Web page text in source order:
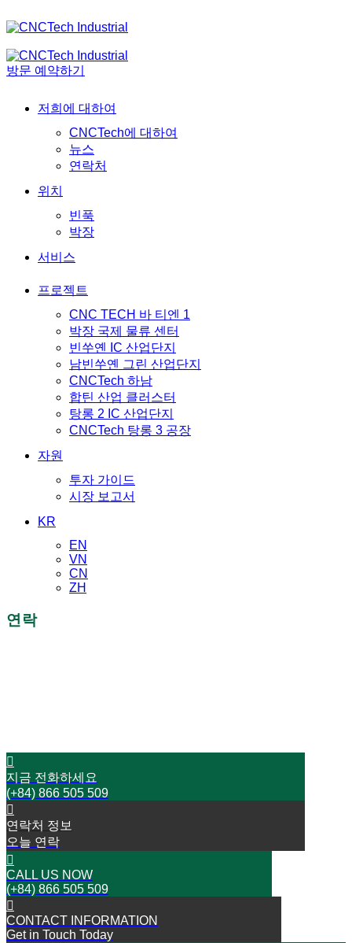
방문 예약하기
저희에 대하여
CNCTech에 대하여
뉴스
연락처
위치
빈푹
박장
서비스
프로젝트
CNC TECH 바 티엔 1
박장 국제 물류 센터
빈쑤옌 IC 산업단지
남빈쑤옌 그린 산업단지
CNCTech 하남
합틴 산업 클러스터
탕롱 2 IC 산업단지
CNCTech 탕롱 3 공장
자원
투자 가이드
시장 보고서
KR
EN
VN
CN
ZH
연락
지금 전화하세요
(+84) 866 505 509
연락처 정보
오늘 연락
CALL US NOW
(+84) 866 505 509
CONTACT INFORMATION
Get in Touch Today